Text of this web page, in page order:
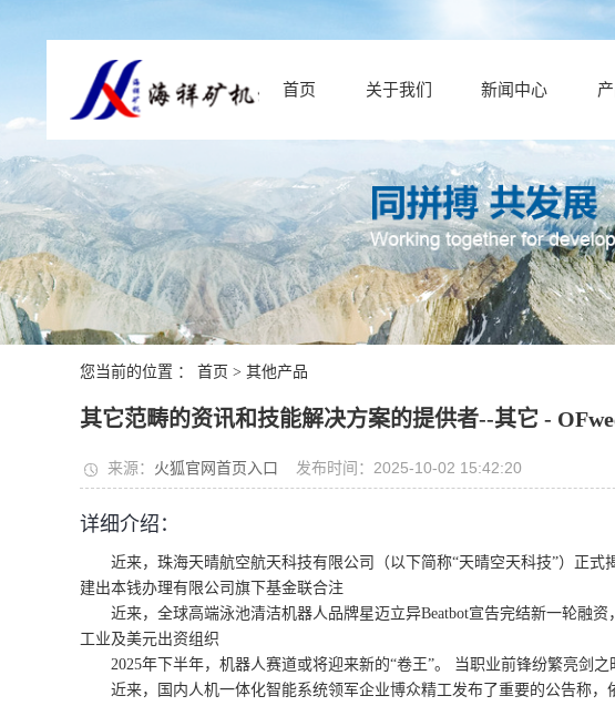
首页 关于我们 新闻中心
您当前的位置 ： 首页 > 其他产品
其它范畴的资讯和技能解决方案的提供者--其它 -
来源： 火狐官网首页入口 发布时间：2025-10-02 15:42:20
详细介绍：
近来，珠海天晴航空航天科技有限公司（以下简称“天晴空天科技”）正式
建出本钱办理有限公司旗下基金联合注
近来，全球高端泳池清洁机器人品牌星迈立异Beatbot宣告完结新一轮融资
工业及美元出资组织
2025年下半年，机器人赛道或将迎来新的“卷王”。 当职业前锋纷繁亮剑之
近来，国内人机一体化智能系统领军企业博众精工发布了重要的公告称，